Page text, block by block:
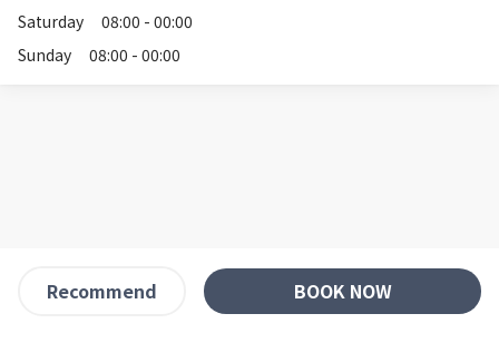
Saturday
08:00 - 00:00
Sunday
08:00 - 00:00
Recommend BOOK NOW